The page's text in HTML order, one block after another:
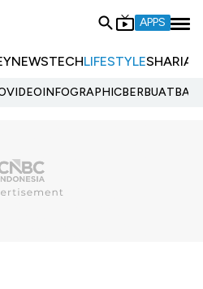
APPS
NEWSTECHLIFESTYLESHARIA
VIDEOINFOGRAPHIC